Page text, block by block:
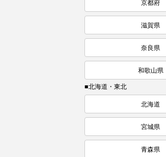
京都府
滋賀県
奈良県
和歌山県
■北海道・東北
北海道
宮城県
青森県